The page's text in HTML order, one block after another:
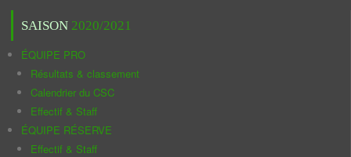
SAISON 2020/2021
ÉQUIPE PRO
Résultats & classement
Calendrier du CSC
Effectif & Staff
ÉQUIPE RÉSERVE
Effectif & Staff